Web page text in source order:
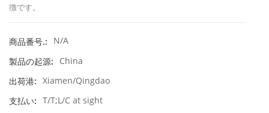
徴です。
商品番号.:
N/A
製品の起源:
China
出荷港: Xiamen/Qingdao
支払い: T/T;L/C at sight